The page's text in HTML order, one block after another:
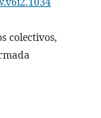
colectivos,